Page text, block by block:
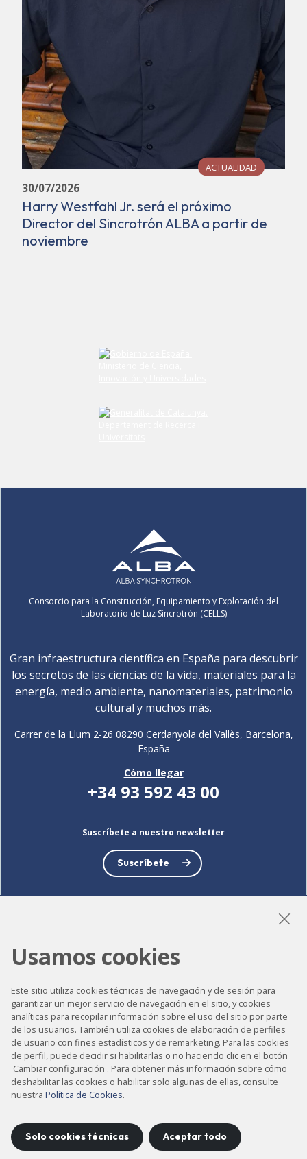
ACTUALIDAD
30/07/2026
Harry Westfahl Jr. será el próximo
Director del Sincrotrón ALBA a partir de
noviembre
Consorcio para la Construcción, Equipamiento y Explotación del
Laboratorio de Luz Sincrotrón (CELLS)
Gran infraestructura científica en España para descubrir
los secretos de las ciencias de la vida, materiales para la
energía, medio ambiente, nanomateriales, patrimonio
cultural y muchos más.
Carrer de la Llum 2-26 08290 Cerdanyola del Vallès, Barcelona,
España
Cómo llegar
+34 93 592 43 00
Suscríbete a nuestro newsletter
Suscríbete
LinkedInInstagram
Accesibilidad
Contacto
Aviso legal
Política de privacidad
Política de cookies
Mapa del sitio
Usamos cookies
Este sitio utiliza cookies técnicas de navegación y de sesión para
garantizar un mejor servicio de navegación en el sitio, y cookies
analíticas para recopilar información sobre el uso del sitio por parte
de los usuarios. También utiliza cookies de elaboración de perfiles
de usuario con fines estadísticos y de remarketing. Para las cookies
de perfil, puede decidir si habilitarlas o no haciendo clic en el botón
'Cambiar configuración'. Para obtener más información sobre cómo
deshabilitar las cookies o habilitar solo algunas de ellas, consulte
nuestra Política de Cookies.
Solo cookies técnicas Aceptar todo